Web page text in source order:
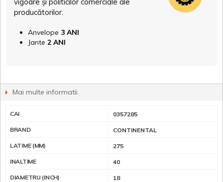
producătorilor.
Anvelope 3 ANI
Jante 2 ANI
Mai multe informatii
CAI 0357285
BRAND CONTINENTAL
LATIME (MM) 275
INALTIME 40
DIAMETRU (INCH) 18